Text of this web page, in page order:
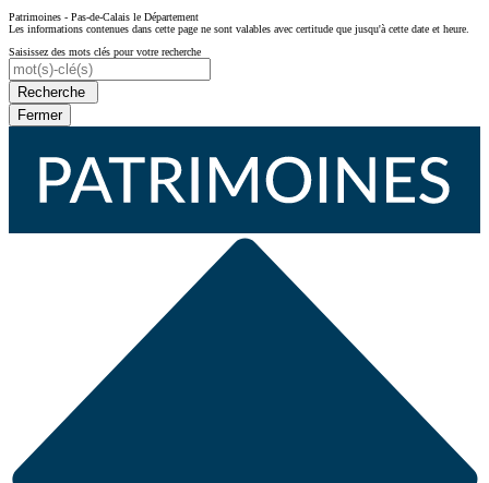
Patrimoines - Pas-de-Calais le Département
Les informations contenues dans cette page ne sont valables avec certitude que jusqu'à cette date et heure.
Saisissez des mots clés pour votre recherche
Recherche
Fermer